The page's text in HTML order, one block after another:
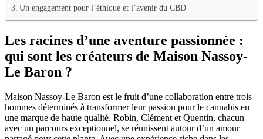
Un engagement pour l’éthique et l’avenir du CBD
Les racines d’une aventure passionnée :
qui sont les créateurs de Maison Nassoy-
Le Baron ?
Maison Nassoy-Le Baron est le fruit d’une collaboration entre trois
hommes déterminés à transformer leur passion pour le cannabis en
une marque de haute qualité. Robin, Clément et Quentin, chacun
avec un parcours exceptionnel, se réunissent autour d’un amour